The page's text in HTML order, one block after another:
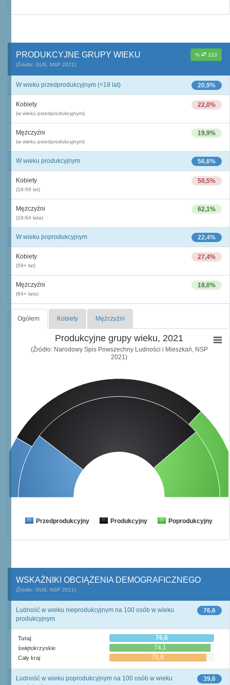
% 123
PRODUKCYJNE GRUPY WIEKU
(Źródło: GUS, NSP 2021)
20,9%
W wieku przedprodukcyjnym (<18 lat)
22,0%
Kobiety
(w wieku przedprodukcyjnym)
19,9%
Mężczyźni
(w wieku przedprodukcyjnym)
56,6%
W wieku produkcyjnym
50,5%
Kobiety
(18-59 lat)
62,1%
Mężczyźni
(18-64 lata)
22,4%
W wieku poprodukcyjnym
27,4%
Kobiety
(59+ lat)
18,0%
Mężczyźni
(64+ lata)
Ogółem Kobiety Mężczyźni
Produkcyjne grupy wieku, 2021
(Źródło: Narodowy Spis Powszechny Ludności i Mieszkań, NSP
2021)
Przedprodukcyjny Produkcyjny Poprodukcyjny
WSKAŹNIKI OBCIĄŻENIA DEMOGRAFICZNEGO
(Źródło: GUS, NSP 2021)
76,6
Ludność w wieku nieprodukcyjnym na 100 osób w wieku
produkcyjnym
Tutaj 76,6
świętokrzyskie 74,1
Cały kraj 70,8
39,6
Ludność w wieku poprodukcyjnym na 100 osób w wieku